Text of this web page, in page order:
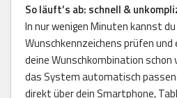
So läuft’s ab: schnell &
In nur wenigen Minuten kannst
Wunschkennzeichens prüfen
deine Wunschkombination schon
das System automatisch
direkt über dein Smartphone,